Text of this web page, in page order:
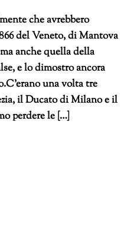
che avrebbero
del Veneto, di Mantova
anche quella della
e lo dimostro ancora
una volta tre
il Ducato di Milano e il
perdere le […]